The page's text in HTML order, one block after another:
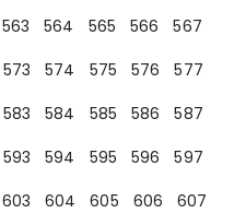
563 564 565 566
567
573 574 575 576
577
583 584 585 586
587
593 594 595 596
597
603 604 605 606
607